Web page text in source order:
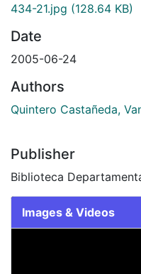
434-21.jpg (128.64 KB)
Date
2005-06-24
Authors
Quintero Castañeda,
Publisher
Biblioteca
Images & Videos